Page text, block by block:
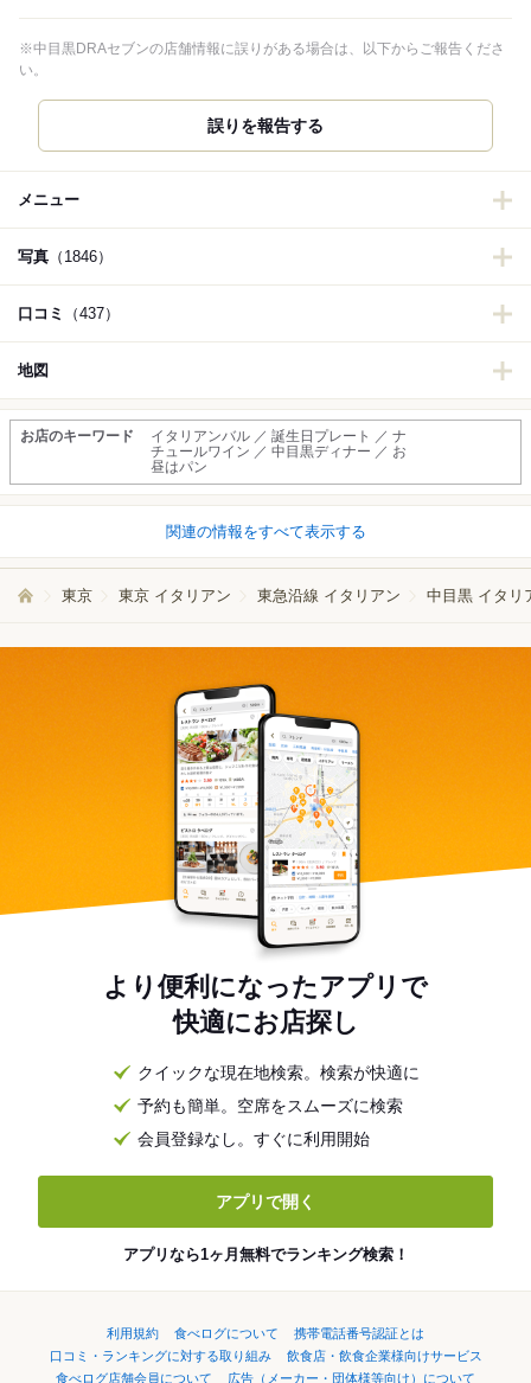
※中目黒DRAセブンの店舗情報に誤りがある場合は、以下からご報告くださ
い。
誤りを報告する
メニュー
写真 （1846）
口コミ （437）
地図
お店のキーワード
イタリアンバル ／ 誕生日プレート ／ ナ
チュールワイン ／ 中目黒ディナー ／ お
昼はパン
関連の情報をすべて表示する
東京 東京 イタリアン 東急沿線 イタリアン 中目黒 イタリ
より便利になったアプリで
快適にお店探し
クイックな現在地検索。検索が快適に
予約も簡単。空席をスムーズに検索
会員登録なし。すぐに利用開始
アプリで開く
アプリなら1ヶ月無料でランキング検索！
利用規約 食べログについて
携帯電話番号認証とは
口コミ・ランキングに対する取り組み
飲食店・飲食企業様向けサービス
食べログ店舗会員について
広告（メーカー・団体様等向け）について